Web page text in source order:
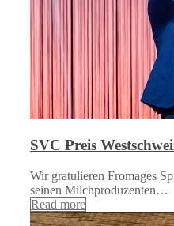
SVC Preis
Wir gratulieren Fromages
seinen Milchproduzenten…
Read more